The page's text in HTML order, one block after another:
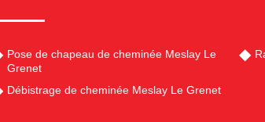
Pose de chapeau de cheminée Meslay Le
Grenet
Débistrage de cheminée Meslay Le Grenet